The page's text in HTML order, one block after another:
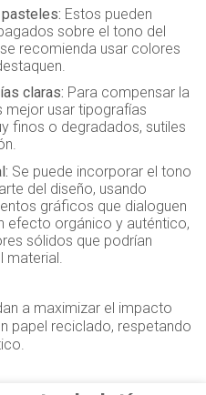
Estos pueden
sobre el tono del
recomienda usar colores
claras: Para compensar la
mejor usar tipografías
finos o degradados, sutiles
Se puede incorporar el tono
del diseño, usando
gráficos que dialoguen
efecto orgánico y auténtico,
sólidos que podrían
material.
a maximizar el impacto
papel reciclado, respetando